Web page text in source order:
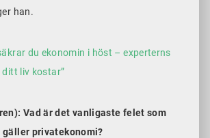
han.
du ekonomin i höst – experterns
ditt liv kostar”
Vad är det vanligaste felet som
gäller privatekonomi?